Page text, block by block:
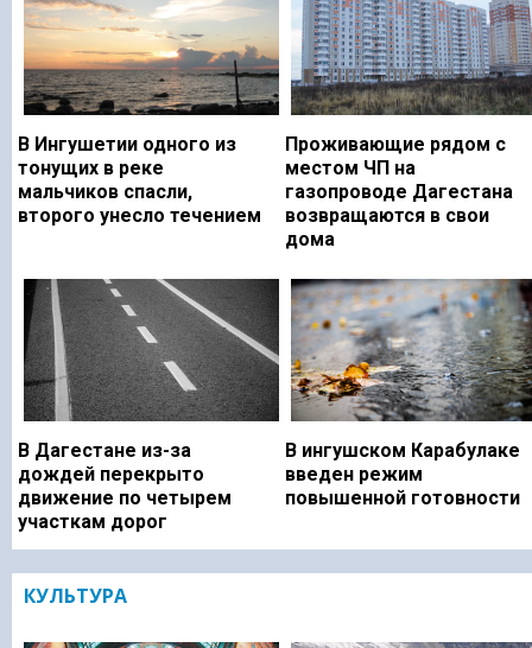
В Ингушетии одного из
тонущих в реке
мальчиков спасли,
второго унесло течением
Проживающие рядом с
местом ЧП на
газопроводе Дагестана
возвращаются в свои
дома
В Дагестане из-за
дождей перекрыто
движение по четырем
участкам дорог
В ингушском Карабулаке
введен режим
повышенной готовности
КУЛЬТУРА